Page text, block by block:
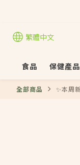
繁體中文
食品 保健產品
全部商品 ✨本周